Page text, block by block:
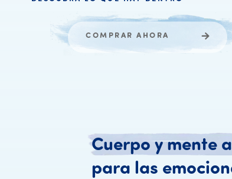
COMPRAR AHORA
Cuerpo y mente
para las